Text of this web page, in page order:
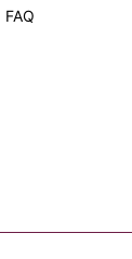
FAQ